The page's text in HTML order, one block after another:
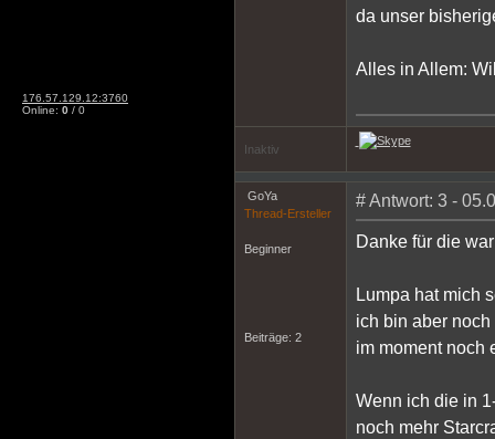
176.57.129.12:3760
Online: 0 / 0
da unser
Alles in Allem:
Inaktiv
GoYa
Thread-Ersteller
Beginner
Beiträge: 2
# Antwort: 3 -
Danke für die
Lumpa hat mich
ich bin aber
im moment noch
Wenn ich die in
noch mehr